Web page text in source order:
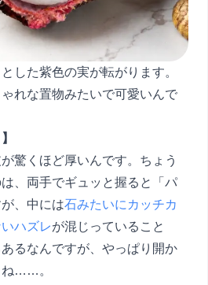
した紫色の実が転がります。
れな置物みたいで可愛いんで
驚くほど厚いんです。ちょう
、両手でギュッと握ると「パ
、中には石みたいにカッチカ
ハズレが混じっていること
るなんですが、やっぱり開か
ね……。